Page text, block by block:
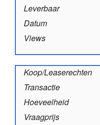
Leverbaar
Datum
Views
Koop/Leaserechten
Transactie
Hoeveelheid
Vraagprijs